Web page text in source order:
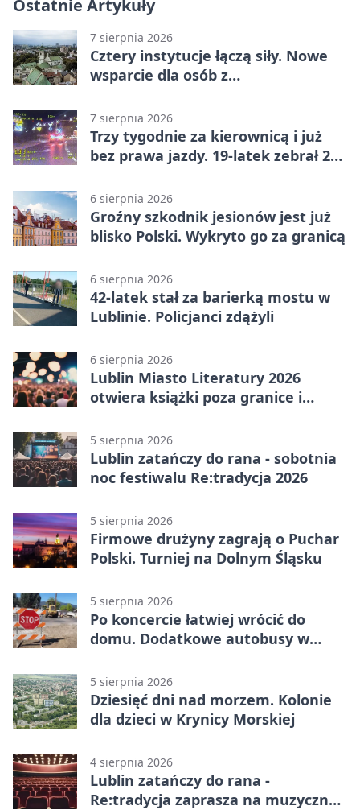
Ostatnie Artykuły
7 sierpnia 2026
Cztery instytucje łączą siły. Nowe
wsparcie dla osób z
7 sierpnia 2026
Trzy tygodnie za kierownicą i już
bez prawa jazdy. 19-latek zebrał 23
6 sierpnia 2026
Groźny szkodnik jesionów jest już
blisko Polski. Wykryto go za granicą
6 sierpnia 2026
42-latek stał za barierką mostu w
Lublinie. Policjanci zdążyli
6 sierpnia 2026
Lublin Miasto Literatury 2026
otwiera książki poza granice i
5 sierpnia 2026
Lublin zatańczy do rana - sobotnia
noc festiwalu Re:tradycja 2026
5 sierpnia 2026
Firmowe drużyny zagrają o Puchar
Polski. Turniej na Dolnym Śląsku
5 sierpnia 2026
Po koncercie łatwiej wrócić do
domu. Dodatkowe autobusy w
5 sierpnia 2026
Dziesięć dni nad morzem. Kolonie
dla dzieci w Krynicy Morskiej
4 sierpnia 2026
Lublin zatańczy do rana -
Re:tradycja zaprasza na muzyczną